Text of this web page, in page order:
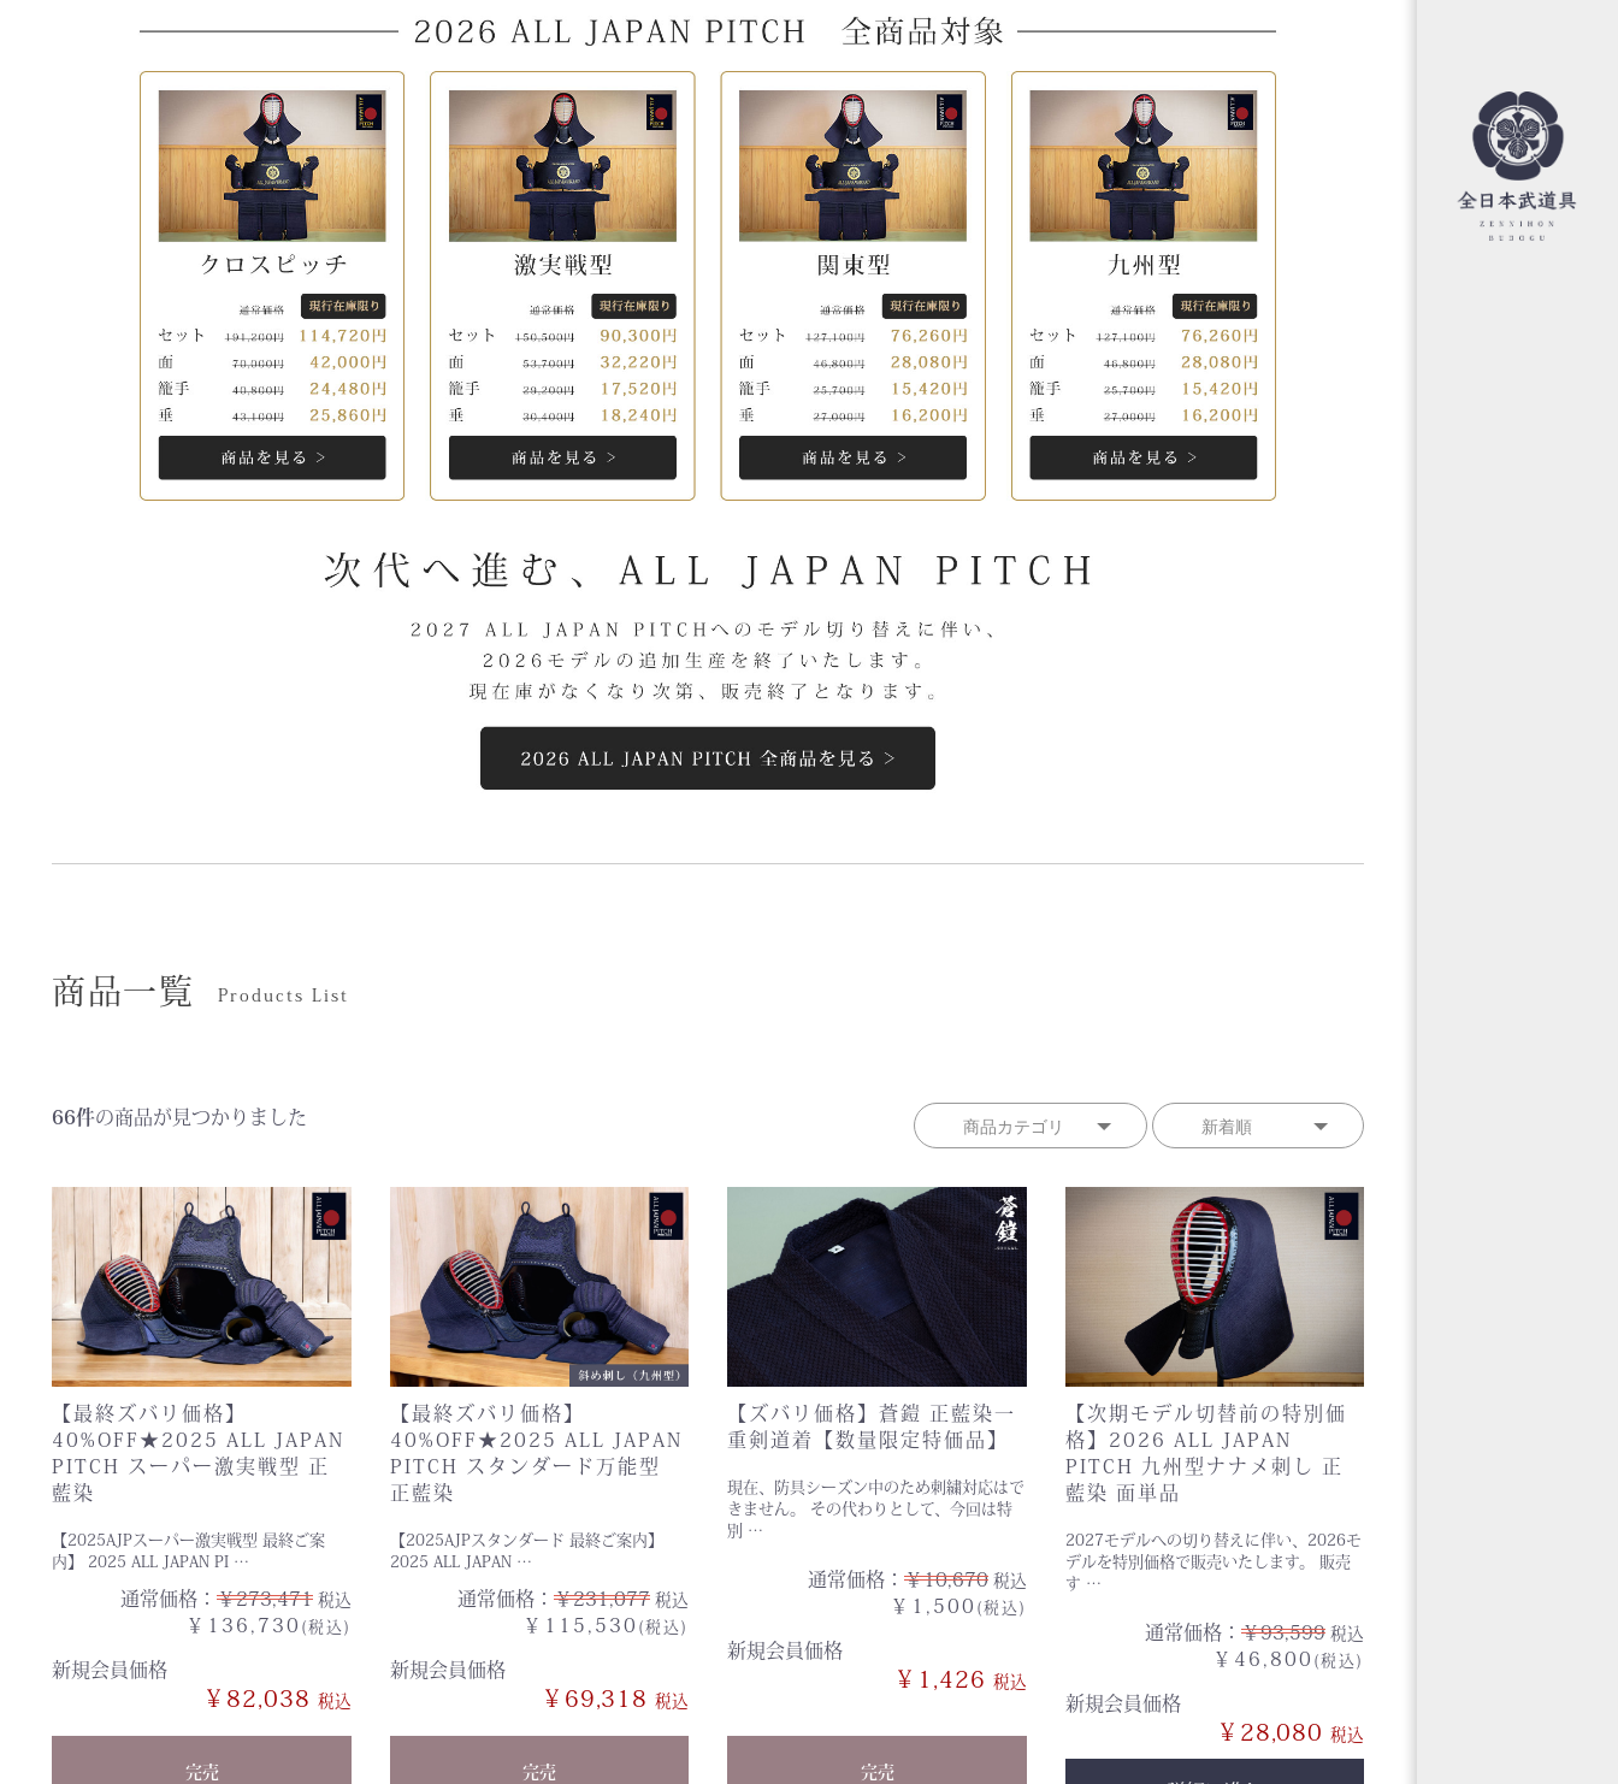
商品一覧 Products List
66件の商品が見つかりました
【最終ズバリ価格】
40%OFF★2025 ALL JAPAN
PITCH スーパー激実戦型 正
藍染
【2025AJPスーパー激実戦型 最終ご案
内】 2025 ALL JAPAN PI …
通常価格： ￥273,471 税込
￥136,730 (税込)
新規会員価格
￥82,038
完売
【最終ズバリ価格】
40%OFF★2025 ALL JAPAN
PITCH スタンダード万能型
正藍染
【2025AJPスタンダード 最終ご案内】
2025 ALL JAPAN …
通常価格：￥231,077 税込
￥115,530 (税込)
新規会員価格
￥69,318
完売
【ズバリ価格】蒼鎧 正藍染一
重剣道着【数量限定特価品】
現在、防具シーズン中のため刺繍対応はで
きません。 その代わりとして、今回は特
別 …
通常価格： ￥10,670 税込
￥1,500 (税込)
新規会員価格
￥1,426
完売
【次期モデル切替前の特別価
格】2026 ALL JAPAN
PITCH 九州型ナナメ刺し 正
藍染 面単品
2027モデルへの切り替えに伴い、2026モ
デルを特別価格で販売いたします。 販売
す …
通常価格：￥93,599 税込
￥46,800 (税込)
新規会員価格
￥28,080